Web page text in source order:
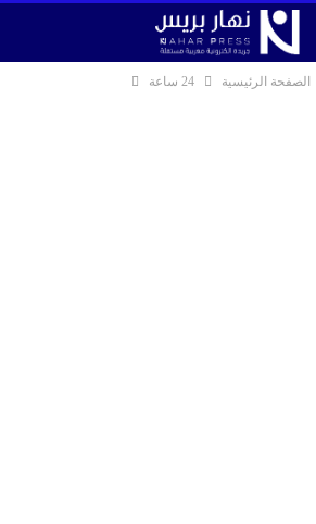
الصفحة الرئيسية 24 ساعة